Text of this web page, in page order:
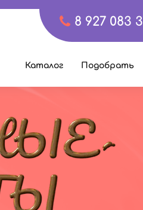
8 927 083
Каталог Подобрать